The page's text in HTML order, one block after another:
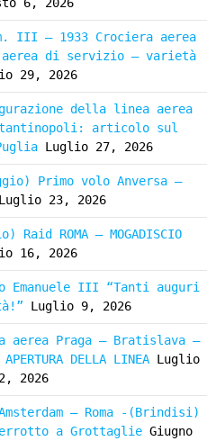
III – 1933 Crociera aerea
aerea di servizio – varietà
29, 2026
della linea aerea
articolo sul
Luglio 27, 2026
Primo volo Anversa –
Luglio 23, 2026
ROMA – MOGADISCIO
16, 2026
III “Tanti auguri
Luglio 9, 2026
aerea Praga – Bratislava –
DELLA LINEA Luglio
2, 2026
– Roma -(Brindisi)
a Grottaglie Giugno